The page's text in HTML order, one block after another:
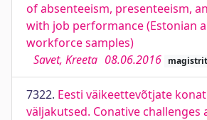
of absenteeism, presenteeism,
with job performance (Estonian
workforce samples)
Savet, Kreeta 08.06.2016
7322. Eesti väikeettevõtjate
väljakutsed. Conative challenges